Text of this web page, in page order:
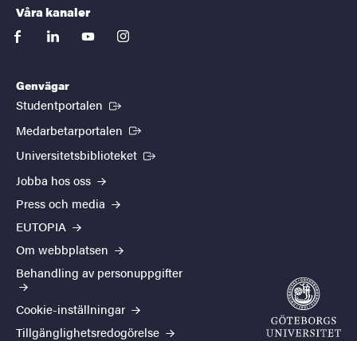
Våra kanaler
facebooklinkedinyoutubeinstagram
Genvägar
Studentportalen (Extern länk)
Medarbetarportalen (Extern länk)
Universitetsbiblioteket (Extern länk)
Jobba hos oss
Press och media
EUTOPIA
Om webbplatsen
Behandling av personuppgifter
Cookie-inställningar
Tillgänglighetsredogörelse